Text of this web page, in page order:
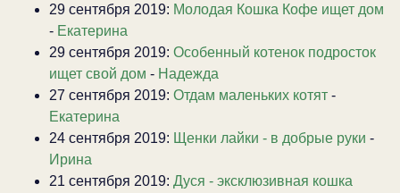
29 сентября 2019: Молодая Кошка Кофе ищет дом
- Екатерина
29 сентября 2019: Особенный котенок подросток
ищет свой дом - Надежда
27 сентября 2019: Отдам маленьких котят -
Екатерина
24 сентября 2019: Щенки лайки - в добрые руки -
Ирина
21 сентября 2019: Дуся - эксклюзивная кошка